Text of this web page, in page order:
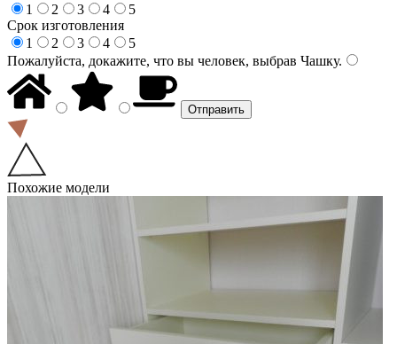
1
2 3 4
5
Срок изготовления
1
2 3 4
5
Пожалуйста, докажите, что вы человек, выбрав Чашку.
Похожие модели